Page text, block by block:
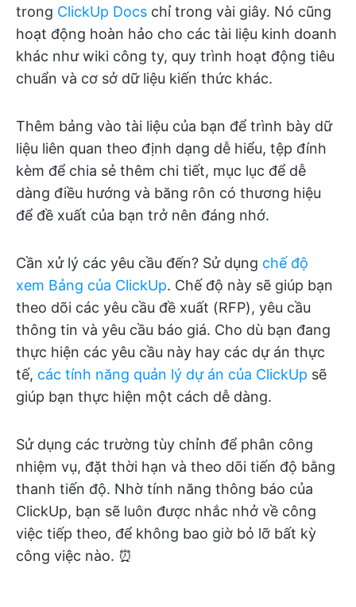
trong ClickUp Docs chỉ trong vài giây. Nó cũng
hoạt động hoàn hảo cho các tài liệu kinh doanh
khác như wiki công ty, quy trình hoạt động tiêu
chuẩn và cơ sở dữ liệu kiến thức khác.
Thêm bảng vào tài liệu của bạn để trình bày dữ
liệu liên quan theo định dạng dễ hiểu, tệp đính
kèm để chia sẻ thêm chi tiết, mục lục để dễ
dàng điều hướng và băng rôn có thương hiệu
để đề xuất của bạn trở nên đáng nhớ.
Cần xử lý các yêu cầu đến? Sử dụng chế độ
xem Bảng của ClickUp. Chế độ này sẽ giúp bạn
theo dõi các yêu cầu đề xuất (RFP), yêu cầu
thông tin và yêu cầu báo giá. Cho dù bạn đang
thực hiện các yêu cầu này hay các dự án thực
tế, các tính năng quản lý dự án của ClickUp sẽ
giúp bạn thực hiện một cách dễ dàng.
Sử dụng các trường tùy chỉnh để phân công
nhiệm vụ, đặt thời hạn và theo dõi tiến độ bằng
thanh tiến độ. Nhờ tính năng thông báo của
ClickUp, bạn sẽ luôn được nhắc nhở về công
việc tiếp theo, để không bao giờ bỏ lỡ bất kỳ
công việc nào. ⏰